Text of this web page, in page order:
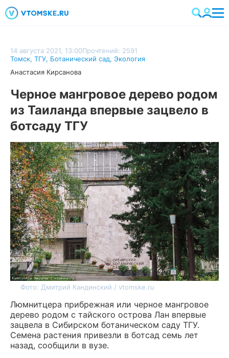
14 августа 2021, 13:00Прочтений: 2591
Томск, ТГУ, Ботанический сад, Экология
Анастасия Кирсанова
Черное мангровое дерево родом
из Таиланда впервые зацвело в
ботсаду ТГУ
Фото: Дмитрий Кандинский / vtomske.ru
Люмнитцера прибрежная или черное мангровое
дерево родом с тайского острова Лан впервые
зацвела в Сибирском ботаническом саду ТГУ.
Семена растения привезли в ботсад семь лет
назад, сообщили в вузе.